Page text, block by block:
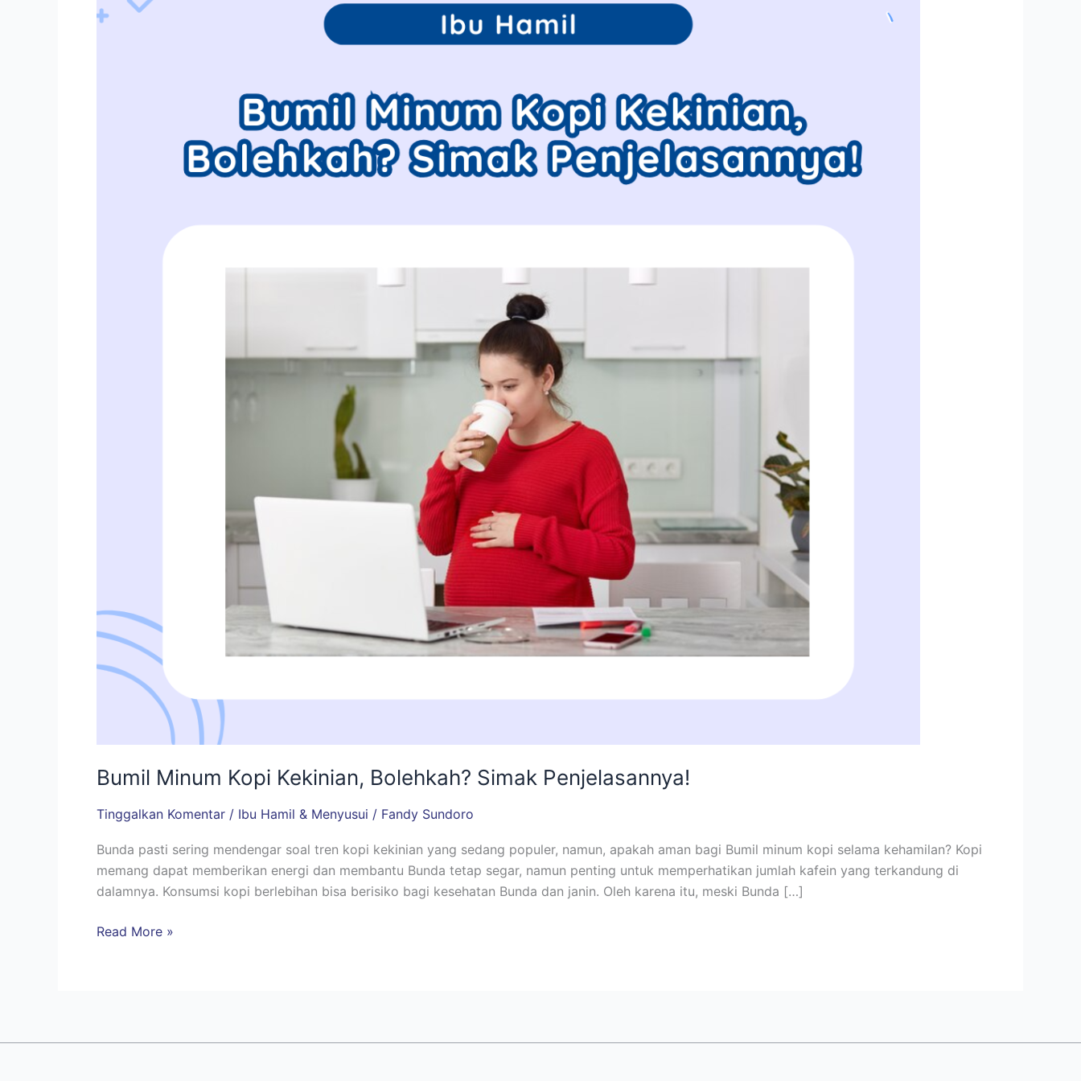
Bumil Minum Kopi Kekinian, Bolehkah? Simak Penjelasannya!
Tinggalkan Komentar / Ibu Hamil & Menyusui / Fandy Sundoro
Bunda pasti sering mendengar soal tren kopi kekinian yang sedang populer, namun, apakah aman bagi Bumil minum kopi selama kehamilan? Kopi
memang dapat memberikan energi dan membantu Bunda tetap segar, namun penting untuk memperhatikan jumlah kafein yang terkandung di
dalamnya. Konsumsi kopi berlebihan bisa berisiko bagi kesehatan Bunda dan janin. Oleh karena itu, meski Bunda […]
Bolehkah?
Read More »